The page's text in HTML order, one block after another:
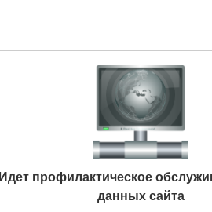
Идет профилактическое
данных сайта